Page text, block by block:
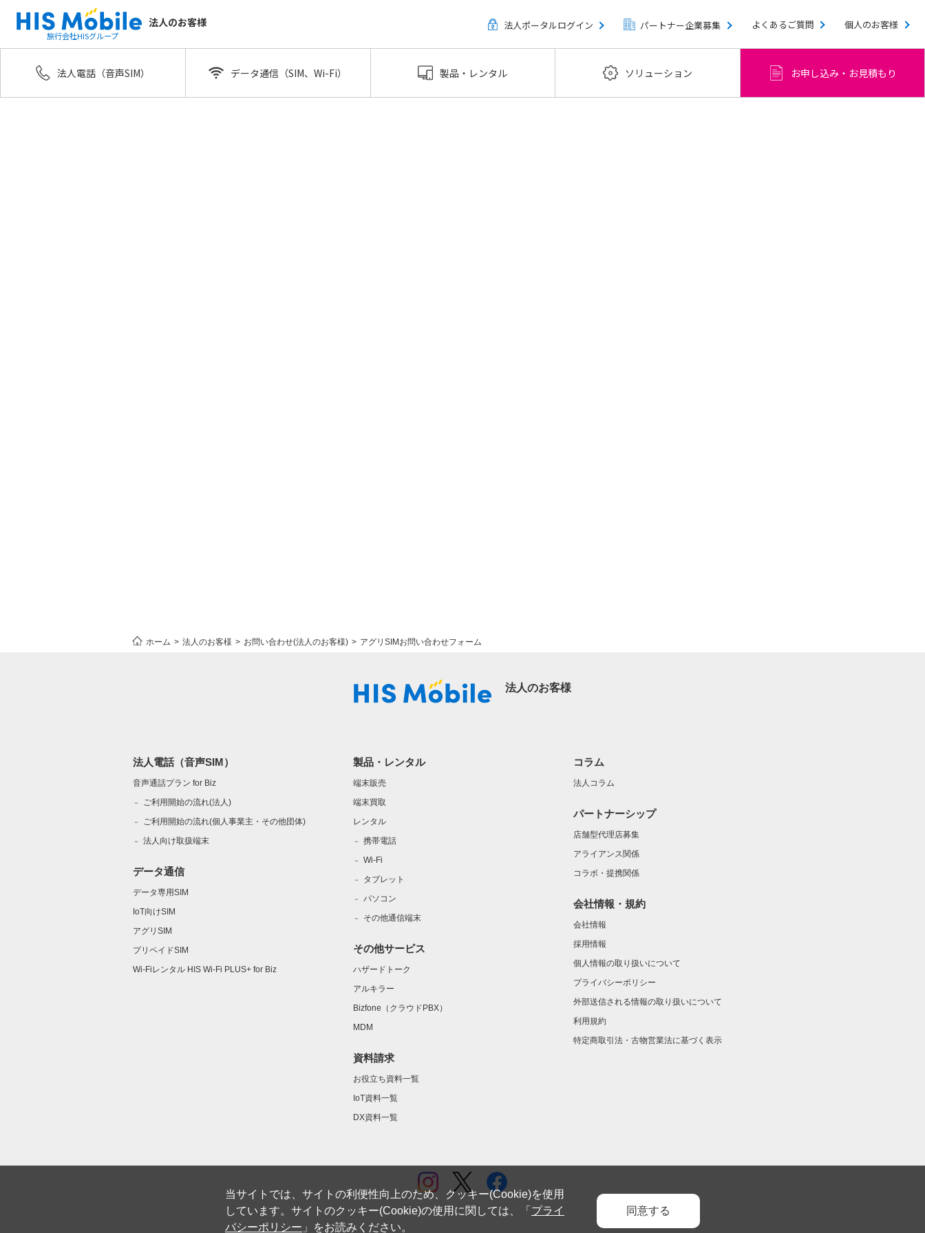
旅行会社HISグループ
法人のお客様 法人ポータルログイン パートナー企業募集 よくあるご質問 個人のお客様
法人電話（音声SIM） データ通信（SIM、Wi-Fi） 製品・レンタル ソリューション お申し込み・お見積もり
アグリSIMお問い合わせフォーム
ホーム 法人のお客様 お問い合わせ(法人のお客様) アグリSIMお問い合わせフォーム
法人のお客様
法人電話（音声SIM）
音声通話プラン for Biz
ご利用開始の流れ(法人)
ご利用開始の流れ(個人事業主・その他団体)​
法人向け取扱端末
データ通信
データ専用SIM
IoT向けSIM
アグリSIM
プリペイドSIM
Wi-Fiレンタル​ HIS Wi-Fi PLUS+ for Biz​
製品・レンタル
端末販売
端末買取
レンタル
携帯電話
Wi-Fi
タブレット
パソコン
その他通信端末
その他サービス
ハザードトーク
アルキラー
Bizfone（クラウドPBX）
MDM
資料請求
お役立ち資料一覧
IoT資料一覧
DX資料一覧
コラム
法人コラム
パートナーシップ
店舗型代理店募集
アライアンス関係
コラボ・提携関係
会社情報・規約
会社情報
採用情報
個人情報の取り扱いについて
プライバシーポリシー
外部送信される情報の取り扱いについて
利用規約
特定商取引法・古物営業法に基づく表示
当サイトでは、サイトの利便性向上のため、クッキー(Cookie)を使用
しています。サイトのクッキー(Cookie)の使用に関しては、「 プライ
バシーポリシー 」をお読みください。
同意する